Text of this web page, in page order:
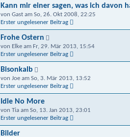
Kann mir einer sagen, was ich davon
von Gast am So, 26. Okt 2008, 22:25
Erster ungelesener Beitrag
Frohe Ostern
von Elke am Fr, 29. Mär 2013, 15:54
Erster ungelesener Beitrag
Bisonkalb
von Joe am So, 3. Mär 2013, 13:52
Erster ungelesener Beitrag
Idle No More
von Tia am So, 13. Jan 2013, 23:01
Erster ungelesener Beitrag
Bilder